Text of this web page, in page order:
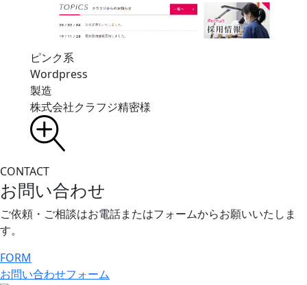
ピンク系
Wordpress
製造
株式会社クラフジ精密様
CONTACT
お問い合わせ
ご依頼・ご相談はお電話またはフォームからお願いいたしま
す。
FORM
お問い合わせフォーム